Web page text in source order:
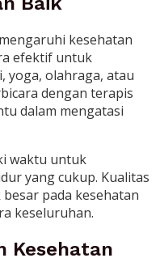
kesehatan
efektif untuk
yoga, olahraga, atau
dengan terapis
dalam mengatasi
waktu untuk
yang cukup. Kualitas
pada kesehatan
keseluruhan.
Kesehatan